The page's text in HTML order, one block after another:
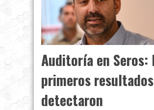
Auditoría en Seros:
primeros resultados
detectaron